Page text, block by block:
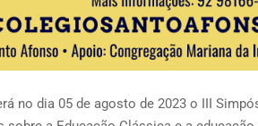
no dia 05 de agosto de 2023 o III